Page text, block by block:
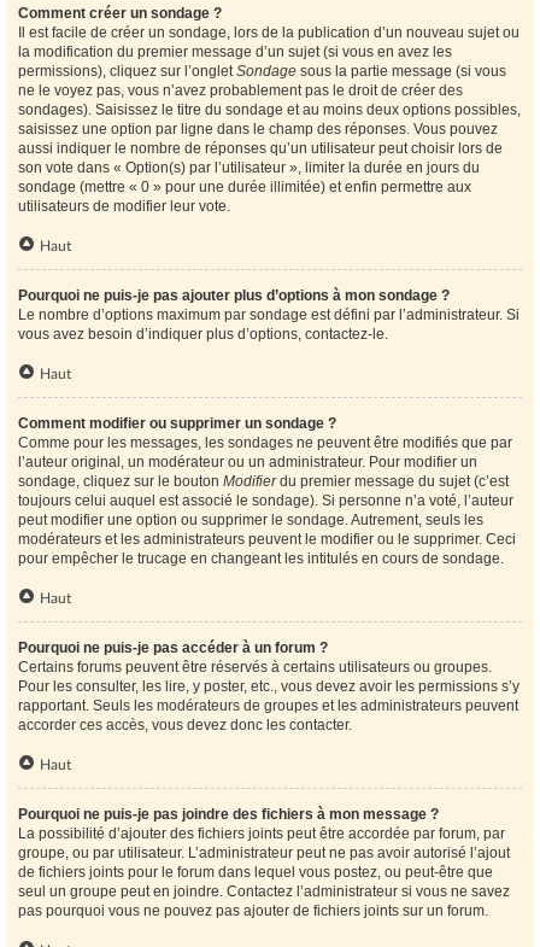
Comment créer un sondage ?
Il est facile de créer un sondage, lors de la publication d’un nouveau sujet ou
la modification du premier message d’un sujet (si vous en avez les
permissions), cliquez sur l’ongletSondage sous la partie message (si vous
ne le voyez pas, vous n’avez probablement pas le droit de créer des
sondages). Saisissez le titre du sondage et au moins deux options possibles,
saisissez une option par ligne dans le champ des réponses. Vous pouvez
aussi indiquer le nombre de réponses qu’un utilisateur peut choisir lors de
son vote dans « Option(s) par l’utilisateur », limiter la durée en jours du
sondage (mettre « 0 » pour une durée illimitée) et enfin permettre aux
utilisateurs de modifier leur vote.
Haut
Pourquoi ne puis-je pas ajouter plus d’options à mon sondage ?
Le nombre d’options maximum par sondage est défini par l’administrateur. Si
vous avez besoin d’indiquer plus d’options, contactez-le.
Haut
Comment modifier ou supprimer un sondage ?
Comme pour les messages, les sondages ne peuvent être modifiés que par
l’auteur original, un modérateur ou un administrateur. Pour modifier un
sondage, cliquez sur le bouton Modifierdu premier message du sujet (c’est
toujours celui auquel est associé le sondage). Si personne n’a voté, l’auteur
peut modifier une option ou supprimer le sondage. Autrement, seuls les
modérateurs et les administrateurs peuvent le modifier ou le supprimer. Ceci
pour empêcher le trucage en changeant les intitulés en cours de sondage.
Haut
Pourquoi ne puis-je pas accéder à un forum ?
Certains forums peuvent être réservés à certains utilisateurs ou groupes.
Pour les consulter, les lire, y poster, etc., vous devez avoir les permissions s’y
rapportant. Seuls les modérateurs de groupes et les administrateurs peuvent
accorder ces accès, vous devez donc les contacter.
Haut
Pourquoi ne puis-je pas joindre des fichiers à mon message ?
La possibilité d’ajouter des fichiers joints peut être accordée par forum, par
groupe, ou par utilisateur. L’administrateur peut ne pas avoir autorisé l’ajout
de fichiers joints pour le forum dans lequel vous postez, ou peut-être que
seul un groupe peut en joindre. Contactez l’administrateur si vous ne savez
pas pourquoi vous ne pouvez pas ajouter de fichiers joints sur un forum.